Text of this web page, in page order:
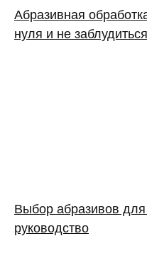
Абразивная
нуля и не
Выбор абразивов
руководство